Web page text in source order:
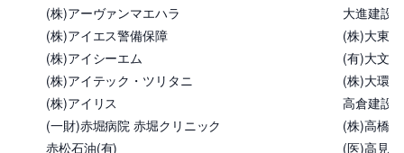
(株)アーヴァンマエハラ
大進建設(
(株)アイエス警備保障
(株)大東
(株)アイシーエム
(有)大文
(株)アイテック・ツリタニ
(株)大環
(株)アイリス
高倉建設(
(一財)赤堀病院 赤堀クリニック
(株)高橋
赤松石油(有)
(医)高見